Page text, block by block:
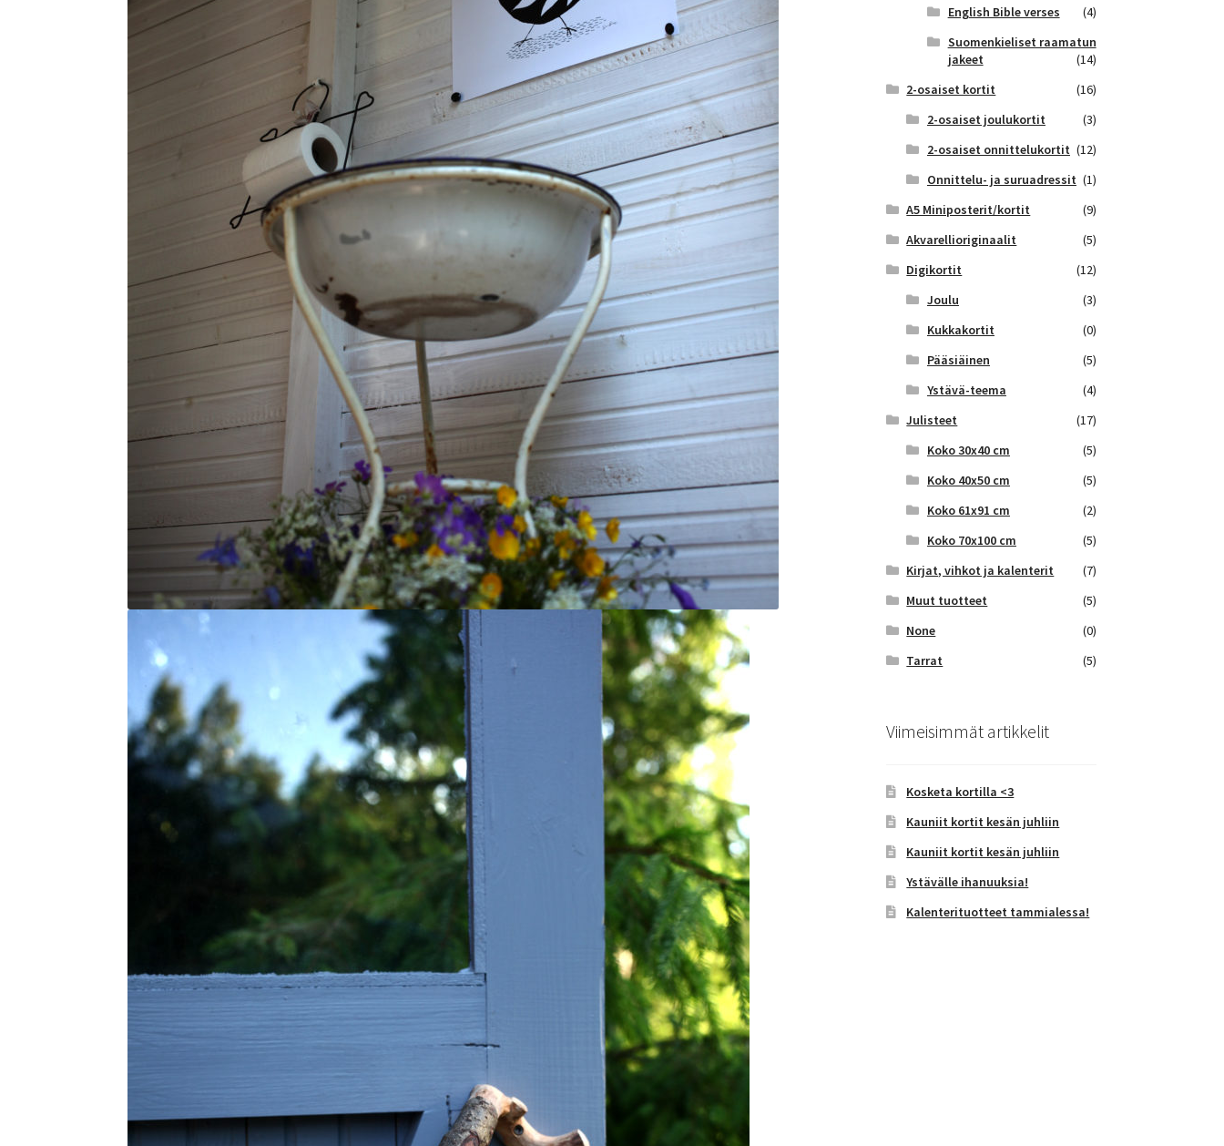
English Bible verses
(4)
Suomenkieliset raamatun
jakeet
(14)
2-osaiset kortit
(16)
2-osaiset joulukortit
(3)
2-osaiset onnittelukortit (12)
Onnittelu- ja suruadressit (1)
A5 Miniposterit/kortit
(9)
Akvarellioriginaalit
(5)
Digikortit
(12)
Joulu
(3)
Kukkakortit
(0)
Pääsiäinen
(5)
Ystävä-teema
(4)
Julisteet
(17)
Koko 30x40 cm
(5)
Koko 40x50 cm
(5)
Koko 61x91 cm
(2)
Koko 70x100 cm
(5)
Kirjat, vihkot ja kalenterit
(7)
Muut tuotteet
(5)
None
(0)
Tarrat
(5)
Viimeisimmät artikkelit
Kosketa kortilla <3
Kauniit kortit kesän juhliin
Kauniit kortit kesän juhliin
Ystävälle ihanuuksia!
Kalenterituotteet tammialessa!